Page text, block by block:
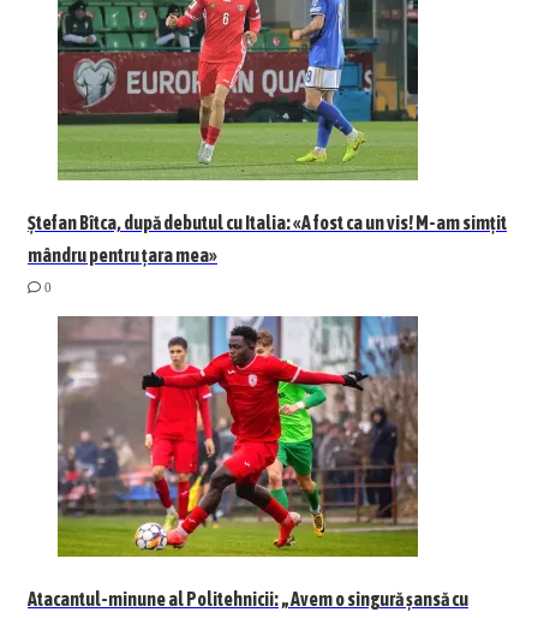
Ștefan Bîtca, după debutul cu Italia: «A fost ca un vis! M-am simțit
mândru pentru țara mea»
0
Atacantul-minune al Politehnicii: „Avem o singură șansă cu